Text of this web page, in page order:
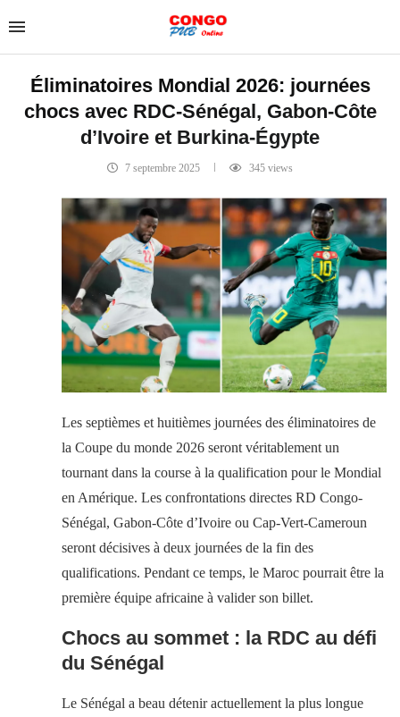
Éliminatoires Mondial 2026: journées
chocs avec RDC-Sénégal, Gabon-Côte
d’Ivoire et Burkina-Égypte
7 septembre 2025 345 views
Les septièmes et huitièmes journées des éliminatoires de
la Coupe du monde 2026 seront véritablement un
tournant dans la course à la qualification pour le Mondial
en Amérique. Les confrontations directes RD Congo-
Sénégal, Gabon-Côte d’Ivoire ou Cap-Vert-Cameroun
seront décisives à deux journées de la fin des
qualifications. Pendant ce temps, le Maroc pourrait être la
première équipe africaine à valider son billet.
Chocs au sommet : la RDC au défi
du Sénégal
Le Sénégal a beau détenir actuellement la plus longue